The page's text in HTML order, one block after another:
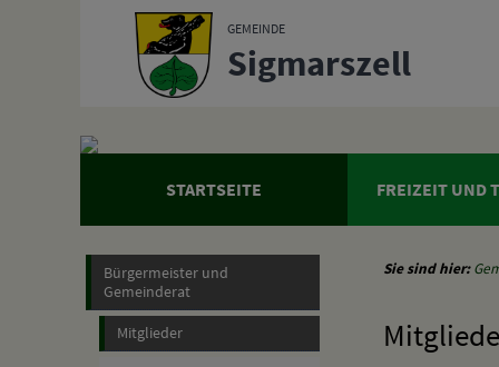
zur Navigationoder
GEMEINDE
Sigmarszell
STARTSEITE FREIZEIT UND
Bürgermeister und
Gemeinderat
Mitglieder
Sie sind hier: